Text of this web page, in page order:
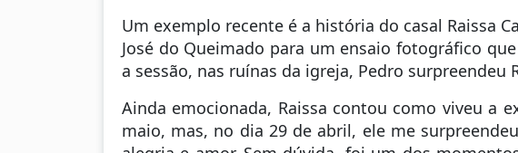
Um exemplo recente é a história do casal Raissa
José do Queimado para um ensaio fotográfico
a sessão, nas ruínas da igreja, Pedro
Ainda emocionada, Raissa contou como viveu a
maio, mas, no dia 29 de abril, ele me